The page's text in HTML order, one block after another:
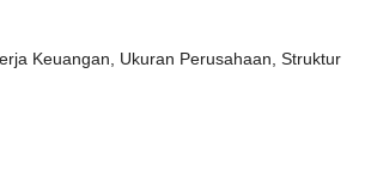
Keuangan, Ukuran Perusahaan, Struktur